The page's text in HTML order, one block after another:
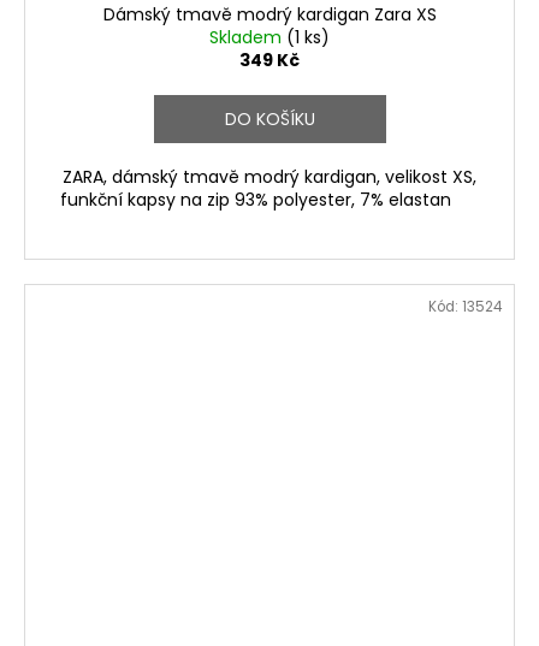
Dámský tmavě modrý kardigan Zara XS
Skladem (1 ks)
349 Kč
DO KOŠÍKU
ZARA, dámský tmavě modrý kardigan, velikost XS,
funkční kapsy na zip 93% polyester, 7% elastan
Kód: 13524